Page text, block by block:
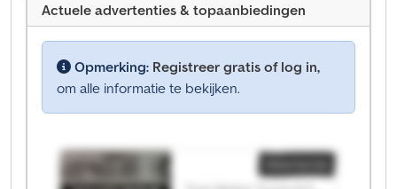
Actuele advertenties & topaanbiedingen
Opmerking: Registreer gratis of log in,
om alle informatie te bekijken.